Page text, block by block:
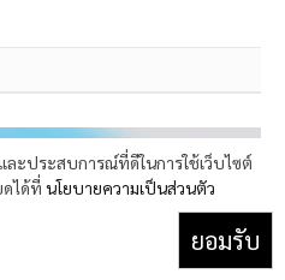
ะประสบการณ์ที่ดีในการใช้เว็บไซต์
ได้ที่ นโยบายความเป็นส่วนตัว
ยอมรับ